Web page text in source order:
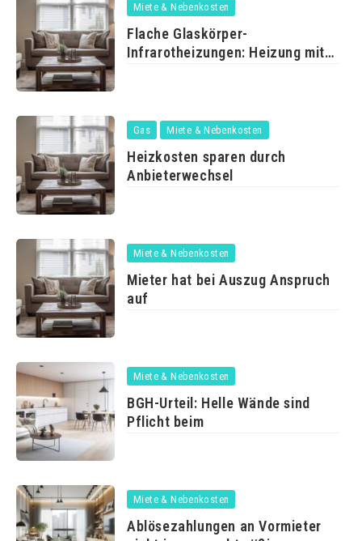
Miete & Nebenkosten
Flache Glaskörper-
Infrarotheizungen: Heizung mit
Gas Miete & Nebenkosten
Heizkosten sparen durch
Anbieterwechsel
Miete & Nebenkosten
Mieter hat bei Auszug Anspruch
auf
Miete & Nebenkosten
BGH-Urteil: Helle Wände sind
Pflicht beim
Miete & Nebenkosten
Ablösezahlungen an Vormieter